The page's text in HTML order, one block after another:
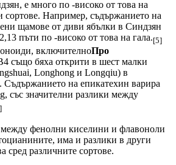
е много по -високо от това на
сортове. Например, съдържанието на
щамове от диви ябълки в Синдзян
пъти по -високо от това на гала.[5]
включителноПро
също бяха открити в шест малки
Longhong и Longqiu) в
Съдържанието на епикатехин варира
със значителни разлики между
между фенолни киселини и флавоноли
има и разлики в други
сред различните сортове.